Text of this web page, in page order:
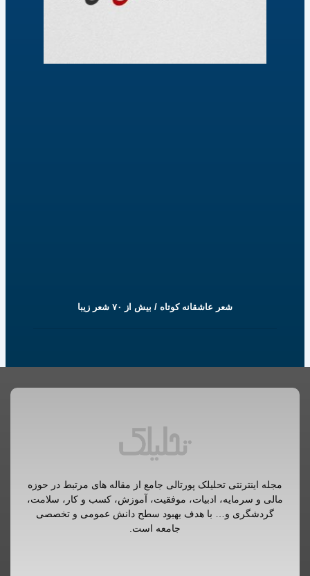
شعر عاشقانه کوتاه / بیش از ۷۰ شعر زیبا
مجله اینترنتی تحلیلک پورتالی جامع از مقاله های مرتبط در حوزه
مالی و سرمایه، ادبیات، موفقیت، آموزش، کسب و کار، سلامت،
گردشگری و… با هدف بهبود سطح دانش عمومی و تخصصی
جامعه است.